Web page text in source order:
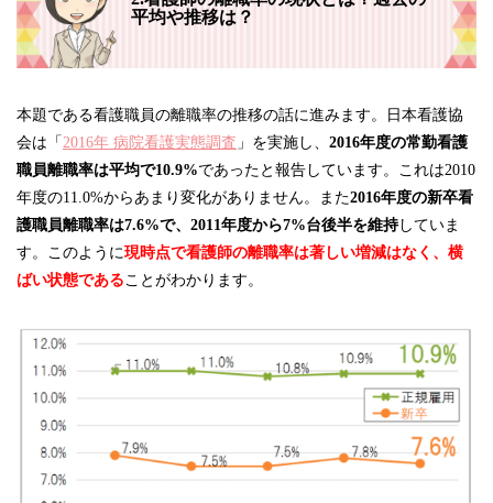
平均や推移は？
本題である看護職員の離職率の推移の話に進みます。日本看護協
会は「 2016年 病院看護実態調査 」を実施し、 2016年度の常勤看護
職員離職率は平均で10.9%であったと報告しています。これは2010
年度の11.0%からあまり変化がありません。また2016年度の新卒看
護職員離職率は7.6%で、2011年度から7%台後半を維持していま
す。このように現時点で看護師の離職率は著しい増減はなく、横
ばい状態である ことがわかります。